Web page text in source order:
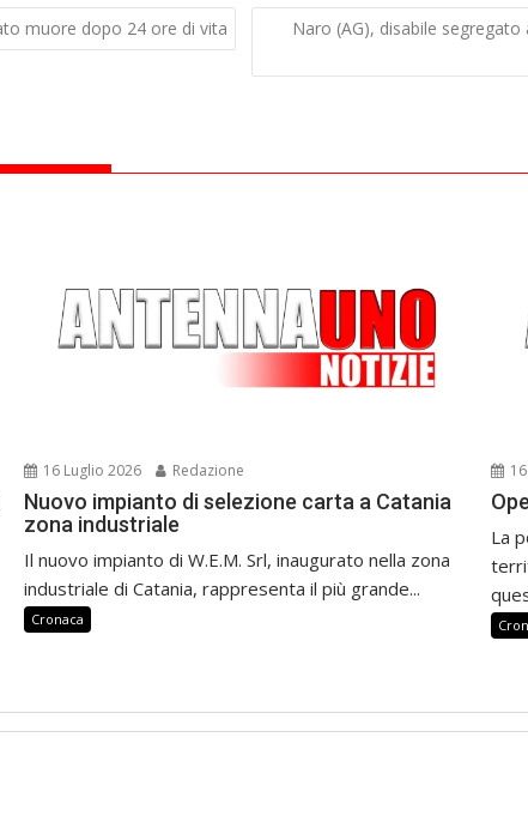
muore dopo 24 ore di vita
Naro (AG), disabile
16 Luglio 2026 Redazione
Nuovo impianto di selezione carta a Catania
zona industriale
Il nuovo impianto di W.E.M. Srl, inaugurato nella zona
industriale di Catania, rappresenta il più grande...
Cronaca
La